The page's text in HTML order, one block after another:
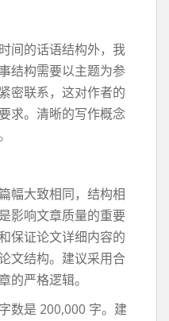
间的话语结构外，我
结构需要以主题为参
密联系，这对作者的
求。清晰的写作概念
幅大致相同，结构相
影响文章质量的重要
保证论文详细内容的
文结构。建议采用合
的严格逻辑。
数是 200,000 字。建